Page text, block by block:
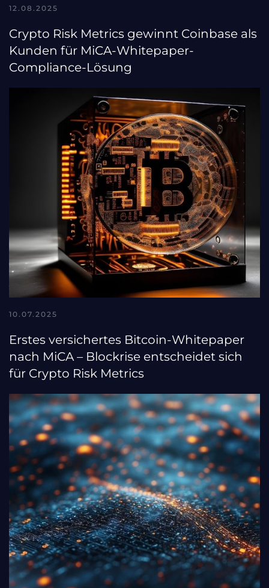
12.08.2025
Crypto Risk Metrics gewinnt Coinbase als
Kunden für MiCA-Whitepaper-
Compliance-Lösung
10.07.2025
Erstes versichertes Bitcoin-Whitepaper
nach MiCA – Blockrise entscheidet sich
für Crypto Risk Metrics